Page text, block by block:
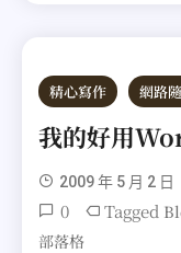
精心寫作 網路
我的好用
2009 年 5 月 2 日
0 Tagged
部落格